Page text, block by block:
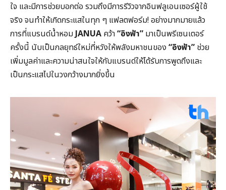
ใจ และมีการช่วยบอกต่อ รวมถึงมีการรีวิวจากอินฟลูเอนเซอร์ผู้ใช้
จริง จนทำให้เกิดกระแสในทุก ๆ แฟลตฟอร์ม! อย่างมากมายแล้ว
การที่แบรนด์น้ำหอมJANUA คว้า“อิงฟ้า” มาเป็นพรีเซนเตอร์
ครั้งนี้ นับเป็นกลยุทธ์ใหม่ที่หวังให้พลังมหาชนของ “อิงฟ้า” ช่วย
เพิ่มมูลค่าและความน่าสนใจให้กับแบรนด์ให้ได้รับการพูดถึงและ
เป็นกระแสไปในวงกว้างมากยิ่งขึ้น